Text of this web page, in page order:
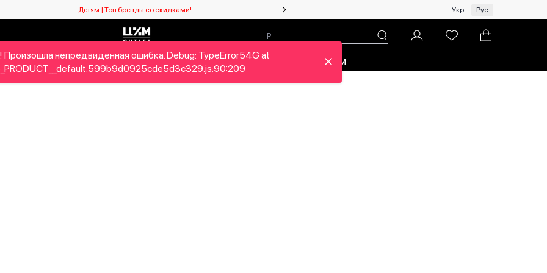
Детям | Топ бренды со скидками! Женщинам | Топ бренды со скидками!
Укр Рус
Детям Home&Gifts Бренды Новый сезон Про ЦУМ
Произошла непредвиденная ошибка. Debug: TypeError54G at